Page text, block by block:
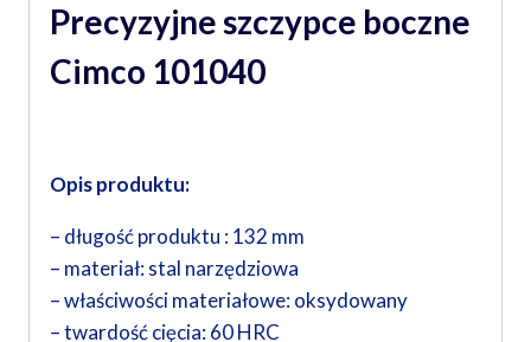
Precyzyjne szczypce boczne
Cimco 101040
Opis produktu:
– długość produktu : 132 mm
– materiał: stal narzędziowa
– właściwości materiałowe: oksydowany
– twardość cięcia: 60 HRC